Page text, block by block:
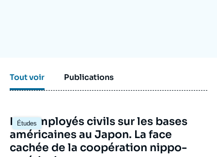
Tout voir Publications
Études
Image
principale
Les employés civils sur les bases
américaines au Japon. La face
cachée de la coopération nippo-